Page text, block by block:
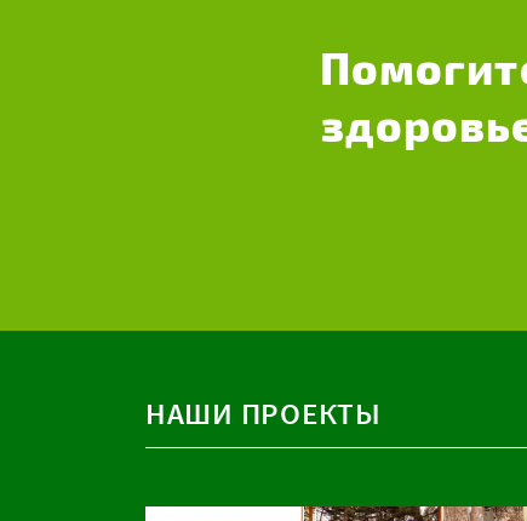
НАШИ ПРОЕКТЫ